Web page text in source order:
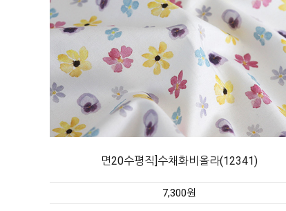
면20수평직]수채화비올라(12341)
7,300원